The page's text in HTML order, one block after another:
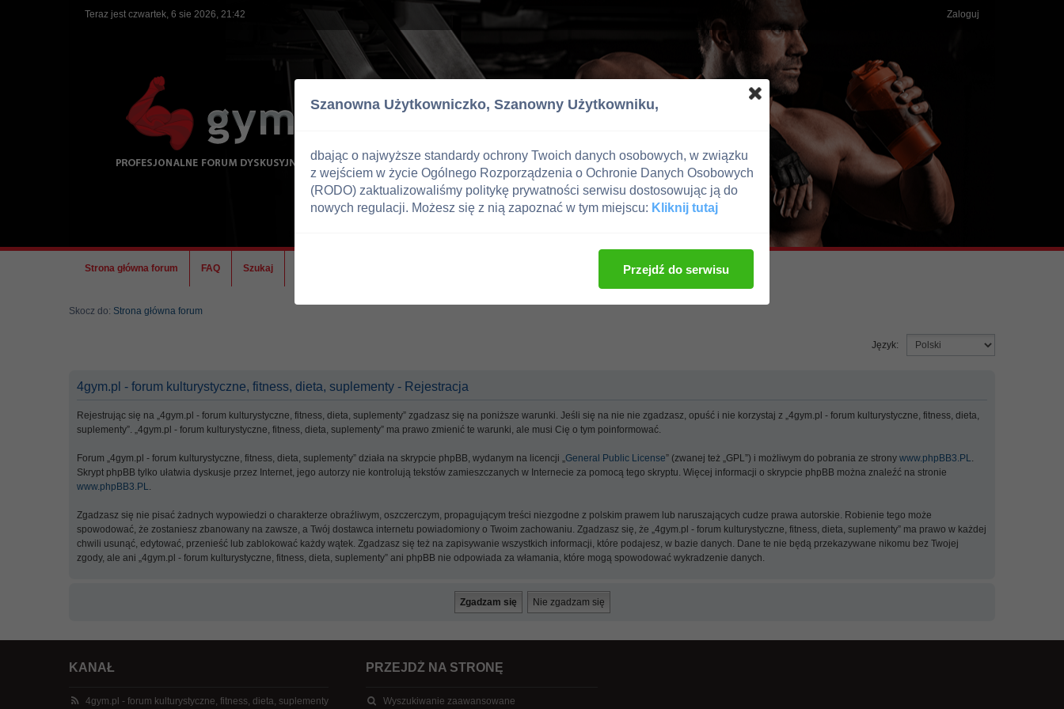
Teraz jest czwartek, 6 sie 2026, 21:42 Zaloguj
Strona główna forum FAQ Szukaj
Skocz do: Strona główna forum
Język:
4gym.pl - forum kulturystyczne, fitness, dieta, suplementy - Rejestracja
Rejestrując się na „4gym.pl - forum kulturystyczne, fitness, dieta, suplementy” zgadzasz się na poniższe warunki. Jeśli się na nie nie zgadzasz, opuść i nie korzystaj z „4gym.pl - forum kulturystyczne, fitness, dieta,
suplementy”. „4gym.pl - forum kulturystyczne, fitness, dieta, suplementy” ma prawo zmienić te warunki, ale musi Cię o tym poinformować.
Forum „4gym.pl - forum kulturystyczne, fitness, dieta, suplementy” działa na skrypcie phpBB, wydanym na licencji „General Public License” (zwanej też „GPL”) i możliwym do pobrania ze strony www.phpBB3.PL.
Skrypt phpBB tylko ułatwia dyskusje przez Internet, jego autorzy nie kontrolują tekstów zamieszczanych w Internecie za pomocą tego skryptu. Więcej informacji o skrypcie phpBB można znaleźć na stronie
www.phpBB3.PL.
Zgadzasz się nie pisać żadnych wypowiedzi o charakterze obraźliwym, oszczerczym, propagującym treści niezgodne z polskim prawem lub naruszających cudze prawa autorskie. Robienie tego może
spowodować, że zostaniesz zbanowany na zawsze, a Twój dostawca internetu powiadomiony o Twoim zachowaniu. Zgadzasz się, że „4gym.pl - forum kulturystyczne, fitness, dieta, suplementy” ma prawo w każdej
chwili usunąć, edytować, przenieść lub zablokować każdy wątek. Zgadzasz się też na zapisywanie wszystkich informacji, które podajesz, w bazie danych. Dane te nie będą przekazywane nikomu bez Twojej
zgody, ale ani „4gym.pl - forum kulturystyczne, fitness, dieta, suplementy” ani phpBB nie odpowiada za włamania, które mogą spowodować wykradzenie danych.
KANAŁ
4gym.pl - forum kulturystyczne, fitness, dieta, suplementy
PRZEJDŹ NA STRONĘ
Wyszukiwanie zaawansowane
Szanowna Użytkowniczko, Szanowny Użytkowniku,
dbając o najwyższe standardy ochrony Twoich danych osobowych, w związku
z wejściem w życie Ogólnego Rozporządzenia o Ochronie Danych Osobowych
(RODO) zaktualizowaliśmy politykę prywatności serwisu dostosowując ją do
nowych regulacji. Możesz się z nią zapoznać w tym miejscu: Kliknij tutaj
Przejdź do serwisu